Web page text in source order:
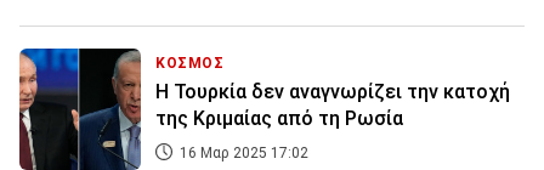
ΚΟΣΜΟΣ
Η Τουρκία δεν αναγνωρίζει την κατοχή
της Κριμαίας από τη Ρωσία
16 Μαρ 2025 17:02